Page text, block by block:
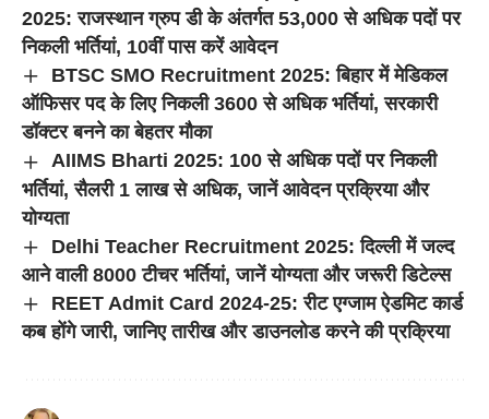
2025: राजस्थान ग्रुप डी के अंतर्गत 53,000 से अधिक पदों पर
निकली भर्तियां, 10वीं पास करें आवेदन
BTSC SMO Recruitment 2025: बिहार में मेडिकल
ऑफिसर पद के लिए निकली 3600 से अधिक भर्तियां, सरकारी
डॉक्टर बनने का बेहतर मौका
AIIMS Bharti 2025: 100 से अधिक पदों पर निकली
भर्तियां, सैलरी 1 लाख से अधिक, जानें आवेदन प्रक्रिया और
योग्यता
Delhi Teacher Recruitment 2025: दिल्ली में जल्द
आने वाली 8000 टीचर भर्तियां, जानें योग्यता और जरूरी डिटेल्स
REET Admit Card 2024-25: रीट एग्जाम ऐडमिट कार्ड
कब होंगे जारी, जानिए तारीख और डाउनलोड करने की प्रक्रिया